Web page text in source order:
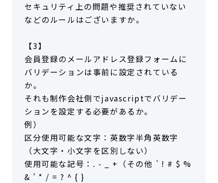
セキュリティ上の問題や推奨されていない
などのルールはございますか。
【3】
会員登録のメールアドレス登録フォームに
バリデーションは事前に設定されている
か。
それも制作会社側でjavascriptでバリデー
ションを設定する必要があるか。
例）
区分使用可能な文字：英数字半角英数字
（大文字・小文字を区別しない）
使用可能な記号：. - _ +（その他 `! # $ %
& ' * / = ? ^ { }